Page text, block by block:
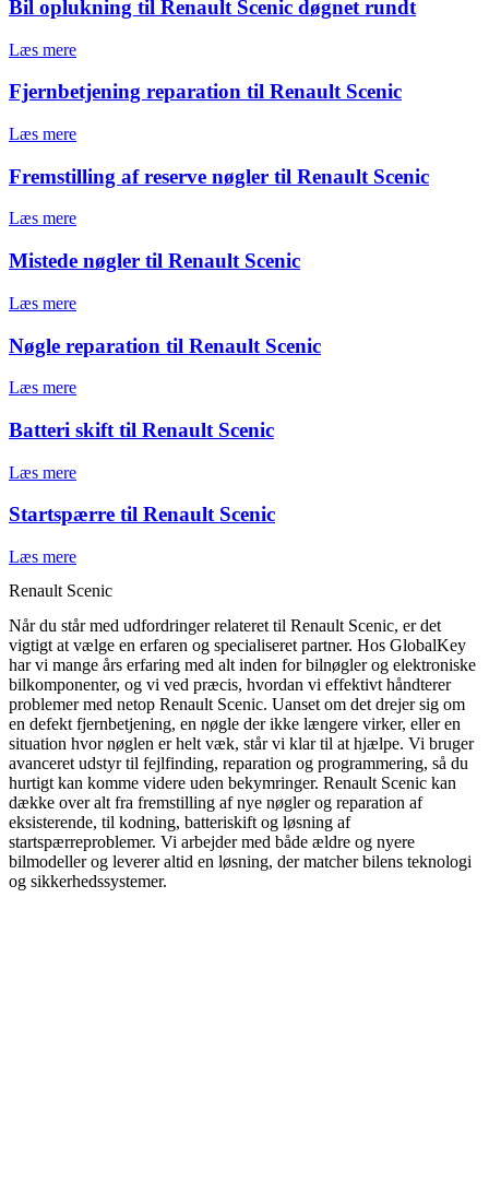
Bil oplukning til Renault Scenic døgnet rundt
Læs mere
Fjernbetjening reparation til Renault Scenic
Læs mere
Fremstilling af reserve nøgler til Renault Scenic
Læs mere
Mistede nøgler til Renault Scenic
Læs mere
Nøgle reparation til Renault Scenic
Læs mere
Batteri skift til Renault Scenic
Læs mere
Startspærre til Renault Scenic
Læs mere
Renault Scenic
Når du står med udfordringer relateret til Renault Scenic, er det
vigtigt at vælge en erfaren og specialiseret partner. Hos GlobalKey
har vi mange års erfaring med alt inden for bilnøgler og elektroniske
bilkomponenter, og vi ved præcis, hvordan vi effektivt håndterer
problemer med netop Renault Scenic. Uanset om det drejer sig om
en defekt fjernbetjening, en nøgle der ikke længere virker, eller en
situation hvor nøglen er helt væk, står vi klar til at hjælpe. Vi bruger
avanceret udstyr til fejlfinding, reparation og programmering, så du
hurtigt kan komme videre uden bekymringer. Renault Scenic kan
dække over alt fra fremstilling af nye nøgler og reparation af
eksisterende, til kodning, batteriskift og løsning af
startspærreproblemer. Vi arbejder med både ældre og nyere
bilmodeller og leverer altid en løsning, der matcher bilens teknologi
og sikkerhedssystemer.